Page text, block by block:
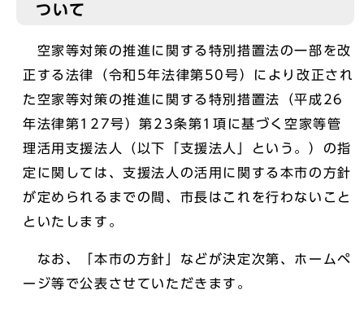
ついて
空家等対策の推進に関する特別措置法の一部を改
正する法律（令和5年法律第50号）により改正され
た空家等対策の推進に関する特別措置法（平成26
年法律第127号）第23条第1項に基づく空家等管
理活用支援法人（以下「支援法人」という。）の指
定に関しては、支援法人の活用に関する本市の方針
が定められるまでの間、市長はこれを行わないこと
といたします。
なお、「本市の方針」などが決定次第、ホームペ
ージ等で公表させていただきます。